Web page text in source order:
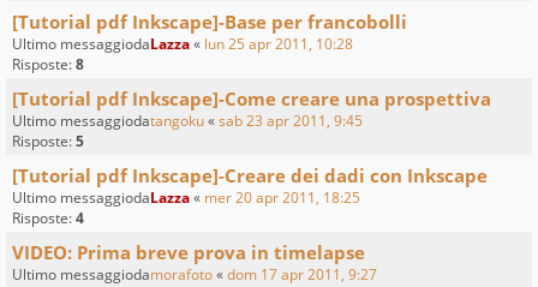
[Tutorial pdf Inkscape]-Base per francobolli
Ultimo messaggiodaLazza« lun 25 apr 2011, 10:28
Risposte:8
[Tutorial pdf Inkscape]-Come creare una prospettiva
Ultimo messaggiodatangoku«sab 23 apr 2011, 9:45
Risposte:5
[Tutorial pdf Inkscape]-Creare dei dadi con Inkscape
Ultimo messaggiodaLazza« mer 20 apr 2011, 18:25
Risposte:4
VIDEO: Prima breve prova in timelapse
Ultimo messaggiodamorafoto«dom 17 apr 2011, 9:27